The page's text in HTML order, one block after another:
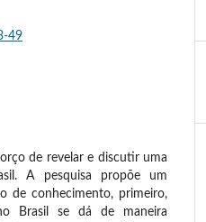
49
de revelar e discutir uma
A pesquisa propõe um
de conhecimento, primeiro,
Brasil se dá de maneira